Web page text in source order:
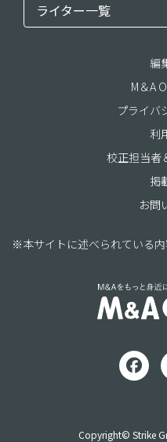
ライター一覧
編
M＆A
プライバ
利
校正担当者
掲
お問
※本サイトに述べられている内
Copyright© Strike